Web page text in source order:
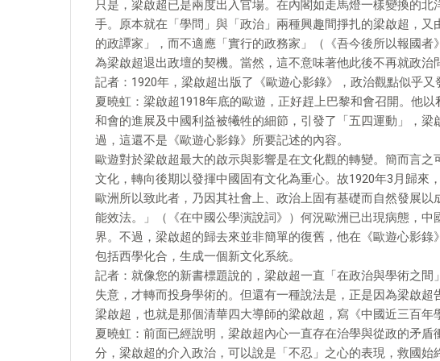
只是，梁啟超已是兩度出入官場。在內閣如走馬燈一樣變換的
手。原本就在「學問」與「政治」兩種興趣間掙扎的梁啟超，
的政譚家」，而不適應「實行的政務家」（《吾今後所以報國
為梁啟超退出政壇的契機。當然，這不意味著他此後不再就政治
記者：1920年，梁啟超出版了《歐遊心影錄》，政治觀點似乎
夏曉虹：梁啟超1918年底的歐遊，正好趕上巴黎和會召開。他
和會的進展及中國利益被犧牲的細節，引發了「五四運動」，
過，這還不是《歐遊心影錄》所要記述的內容。
歐遊對於梁啟超最大的啟示與影響是在文化觀的轉變。簡而言
文化，轉向後期以發揮中國固有文化為重心。故1920年3月歸來
歐洲所以致此者，乃因其社會上、政治上固有基礎而自然發展
能效法。」（《在中國公學演說詞》）何況歐洲已出現病態，
界。不過，梁啟超的歸去來並非簡單的復舊，他在《歐遊心影
包括西學化合，生成一個新文化系統。
記者：就像您的新書標題說的，梁啟超一直「在政治與學術之
失意，才轉而投身學術的。但還有一種說法是，正是因為梁啟
梁啟超，也就是那個清華四大導師的梁啟超，寫《中國近三百年
夏曉虹：前面已經說明，梁啟超內心一直存在治學與從政的矛
分，梁啟超的介入政治，可以說是「不忍」之心的表現，救國